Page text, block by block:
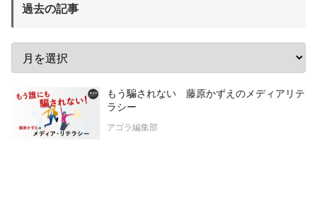
過去の記事
もう騙されない 藤原かずえのメディアリテ
ラシー
アゴラ編集部